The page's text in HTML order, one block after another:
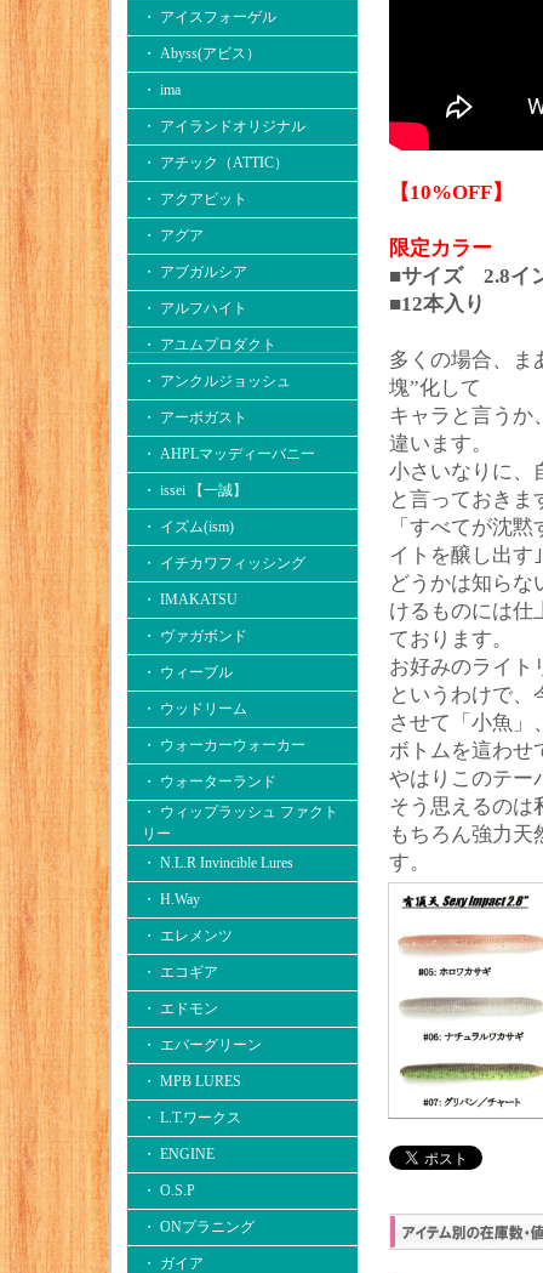
・ アイスフォーゲル
・ Abyss(アビス）
・ ima
・ アイランドオリジナル
・ アチック（ATTIC）
・ アクアビット
・ アグア
・ アブガルシア
・ アルフハイト
・ アユムプロダクト
・ アンクルジョッシュ
・ アーボガスト
・ AHPLマッディーバニー
・ issei 【一誠】
・ イズム(ism)
・ イチカワフィッシング
・ IMAKATSU
・ ヴァガボンド
・ ウィーブル
・ ウッドリーム
・ ウォーカーウォーカー
・ ウォーターランド
・ ウィップラッシュ ファクト
リー
・ N.L.R Invincible Lures
・ H.Way
・ エレメンツ
・ エコギア
・ エドモン
・ エバーグリーン
・ MPB LURES
・ L.T.ワークス
・ ENGINE
・ O.S.P
・ ONプラニング
・ ガイア
【10%OFF】
限定カラー
■サイズ 2.8イ
■12本入り
多くの場合、ま
塊”化して
キャラと言うか
違います。
小さいなりに、
と言っておきま
「すべてが沈
イトを醸し出す
どうかは知らな
けるものには仕
ております。
お好みのライト
というわけで、
させて「小魚」
ボトムを這わせ
やはりこのテー
そう思えるのは
もちろん強力
す。